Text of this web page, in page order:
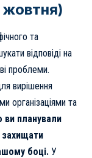
жовтня)
та
відповіді на
проблеми.
вирішення
організаціями та
ви планували
захищати
боці. У